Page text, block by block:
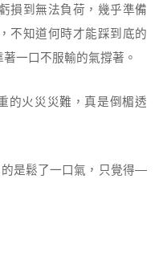
損到無法負荷，幾乎準備
不知道何時才能踩到底的
一口不服輸的氣撐著。
火災災難，真是倒楣透
是鬆了一口氣，只覺得—